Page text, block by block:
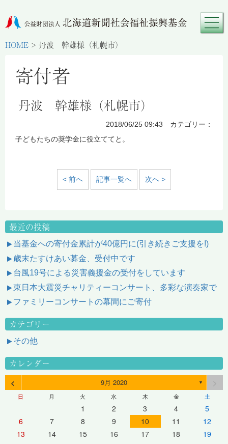
HOME > 丹波 幹雄様（札幌市）
寄付者
丹波 幹雄様（札幌市）
2018/06/25 09:43 カテゴリー：
子どもたちの奨学金に役立ててと。
< 前へ 記事一覧へ 次へ >
最近の投稿
当基金への寄付金累計が40億円に(引き続きご支援を!)
歳末たすけあい募金、受付中です
台風19号による災害義援金の受付をしています
東日本大震災チャリティーコンサート、多彩な演奏家で
ファミリーコンサートの幕間にご寄付
カテゴリー
その他
カレンダー
< 9月 2020 ▼
日 月 火 水 木 金 土
1 2 3 4
5
6
7 8 9 10 11
12
13
14 15 16 17 18
19